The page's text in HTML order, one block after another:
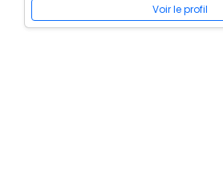
Voir le profil